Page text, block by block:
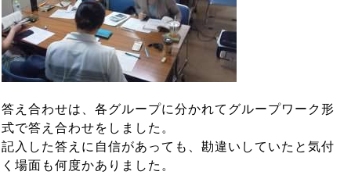
答え合わせは、各グループに分かれてグループワーク形
式で答え合わせをしました。
記入した答えに自信があっても、勘違いしていたと気付
く場面も何度かありました。